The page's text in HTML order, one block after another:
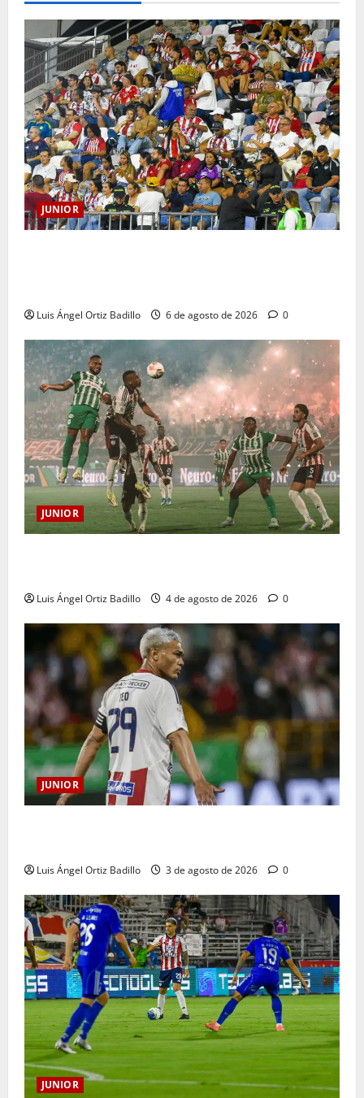
JUNIOR
Luis Ángel Ortiz Badillo 6 de agosto de 2026 0
JUNIOR
Luis Ángel Ortiz Badillo 4 de agosto de 2026 0
JUNIOR
Luis Ángel Ortiz Badillo 3 de agosto de 2026 0
JUNIOR